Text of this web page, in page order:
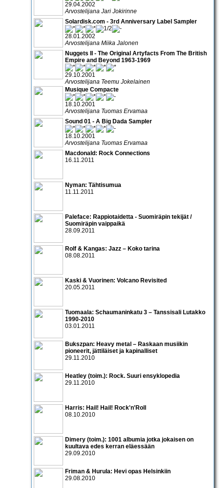
29.04.2002
Arvostelijana Jari Jokirinne
Solardisk.com - 3rd Anniversary Label Sampler
28.01.2002
Arvostelijana Miika Jalonen
Nuggets II - The Original Artyfacts From The British
Empire and Beyond 1963-1969
29.10.2001
Arvostelijana Teemu Jokelainen
Musique Compacte
18.10.2001
Arvostelijana Tuomas Ervamaa
Sound 01 - A Big Dada Sampler
18.10.2001
Arvostelijana Tuomas Ervamaa
Macdonald: Rock Connections
16.11.2011
Nyman: Tähtisumua
11.11.2011
Paleface: Rappiotaidetta - Suomiräpin tekijät /
Suomiräpin vaippaikä
28.09.2011
Rolf & Kangas: Jazz – Koko tarina
08.08.2011
Kaski & Vuorinen: Volcano Revisited
20.05.2011
Tuomaala: Schaumaninkatu 3 – Tanssisali Lutakko
1990­-2010
03.01.2011
Bukszpan: Heavy metal – Raskaan musiikin
pioneerit, jättiläiset ja kapinalliset
29.11.2010
Heatley (toim.): Rock. Suuri ensyklopedia
29.11.2010
Harris: Hail! Hail! Rock'n'Roll
08.10.2010
Dimery (toim.): 1001 albumia jotka jokaisen on
kuultava edes kerran eläessään
29.09.2010
Friman & Hurula: Hevi opas Helsinkiin
29.08.2010